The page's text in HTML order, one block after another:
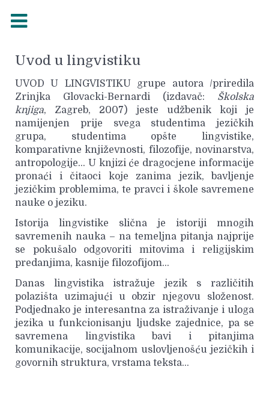
Uvod u lingvistiku
UVOD U LINGVISTIKU grupe autora /priredila
Zrinjka Glovacki-Bernardi (izdavač: Školska
knjiga, Zagreb, 2007) jeste udžbenik koji je
namijenjen prije svega studentima jezičkih
grupa, studentima opšte lingvistike,
komparativne književnosti, filozofije, novinarstva,
antropologije… U knjizi će dragocjene informacije
pronaći i čitaoci koje zanima jezik, bavljenje
jezičkim problemima, te pravci i škole savremene
nauke o jeziku.
Istorija lingvistike slična je istoriji mnogih
savremenih nauka – na temeljna pitanja najprije
se pokušalo odgovoriti mitovima i religijskim
predanjima, kasnije filozofijom…
Danas lingvistika istražuje jezik s različitih
polazišta uzimajući u obzir njegovu složenost.
Podjednako je interesantna za istraživanje i uloga
jezika u funkcionisanju ljudske zajednice, pa se
savremena lingvistika bavi i pitanjima
komunikacije, socijalnom uslovljenošću jezičkih i
govornih struktura, vrstama teksta…